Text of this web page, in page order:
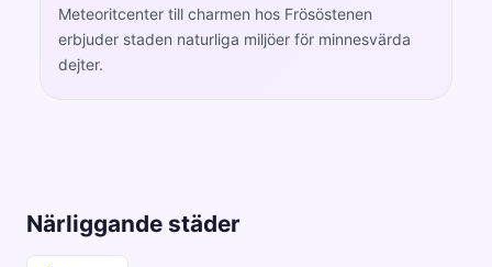
Meteoritcenter till charmen hos Frösöstenen
erbjuder staden naturliga miljöer för minnesvärda
dejter.
Närliggande städer